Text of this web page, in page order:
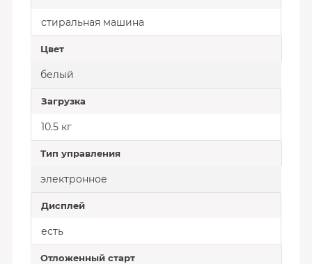
стиральная машина
Цвет
белый
Загрузка
10.5 кг
Тип управления
электронное
Дисплей
есть
Отложенный старт